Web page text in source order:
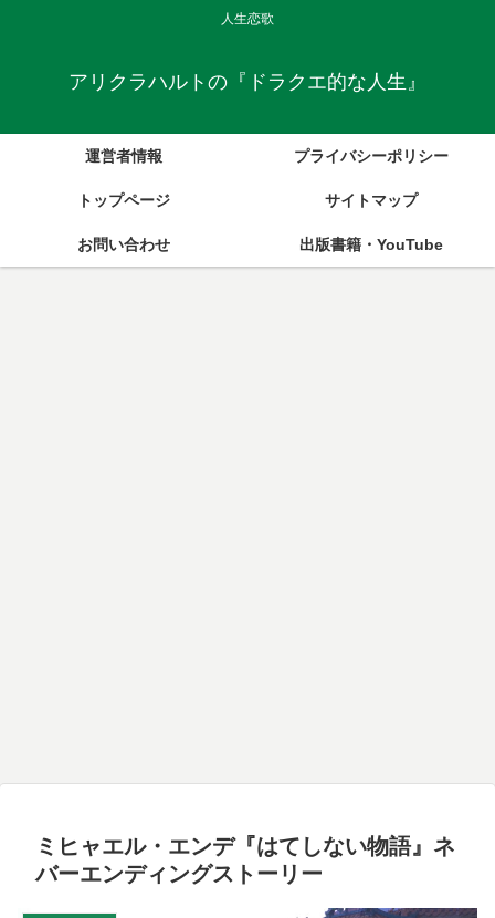
人生恋歌
アリクラハルトの『ドラクエ的な人生』
運営者情報 プライバシーポリシー
トップページ サイトマップ
お問い合わせ 出版書籍・YouTube
ミヒャエル・エンデ『はてしない物語』ネ
バーエンディングストーリー